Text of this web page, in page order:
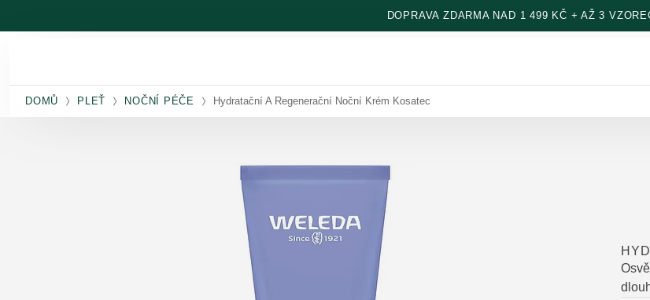
DOPRAVA ZDARMA NAD 1 499 KČ + AŽ 3
DOMŮ PLEŤ NOČNÍ PÉČE Hydratační A Regenerační Noční Krém Kosatec